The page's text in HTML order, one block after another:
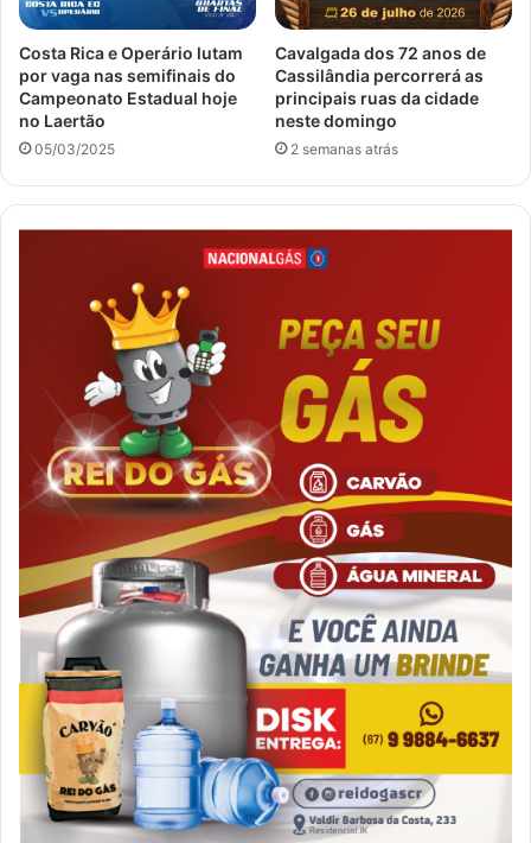
Costa Rica e Operário lutam
por vaga nas semifinais do
Campeonato Estadual hoje
no Laertão
05/03/2025
Cavalgada dos 72 anos de
Cassilândia percorrerá as
principais ruas da cidade
neste domingo
2 semanas atrás